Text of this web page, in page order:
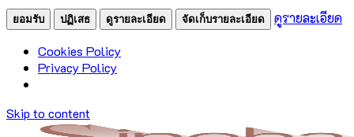
ยอมรับ ปฏิเสธ ดูรายละเอียด จัดเก็บรายละเอียด
ดูรายละเอียด
Cookies Policy
Privacy Policy
Skip to content